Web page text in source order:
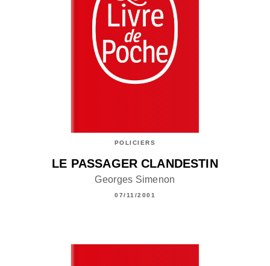
POLICIERS
LE PASSAGER CLANDESTIN
Georges Simenon
07/11/2001